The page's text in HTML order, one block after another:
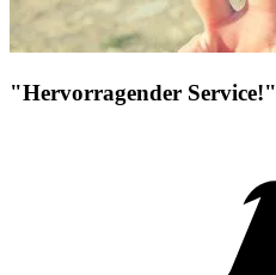
"Hervorragender Service!"